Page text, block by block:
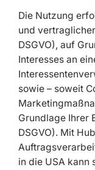
Die Nutzung
und
DSGVO), auf
Interesses an
sowie – soweit
Grundlage Ihrer
DSGVO). Mit
in die USA kann